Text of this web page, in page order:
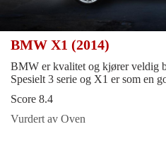
BMW X1 (2014)
BMW er kvalitet og kjører veldig
Spesielt 3 serie og X1 er som en
Score 8.4
Vurdert av Oven